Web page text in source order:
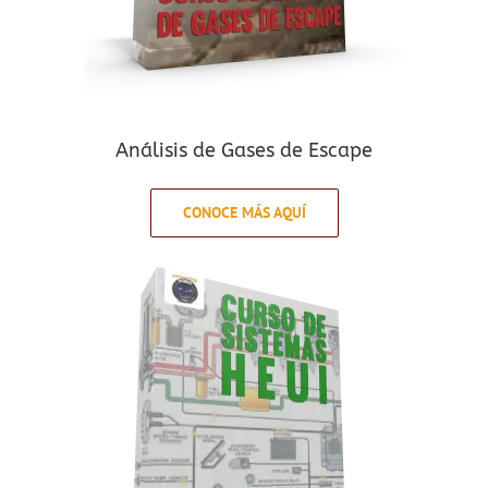
Análisis de Gases de Escape
CONOCE MÁS AQUÍ